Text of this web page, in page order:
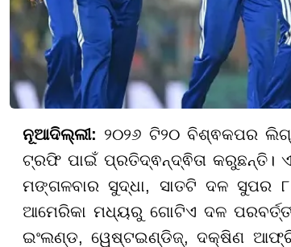
ନୂଆଦିଲ୍ଲୀ: ୨୦୨୬ ଟି୨୦ ବିଶ୍ଵକପର ଲିଗ୍
ଟ୍ରଫି ପାଇଁ ପ୍ରତିଦ୍ଵନ୍ଦ୍ଵିତା କରୁଛନ୍ତି।
ମଙ୍ଗଳବାର ସୁଦ୍ଧା, ସାତଟି ଦଳ ସୁପର ୮
ଆମେରିକା ମଧ୍ୟରୁ ଗୋଟିଏ ଦଳ
ଇଂଲଣ୍ଡ, ୱେଷ୍ଟଇଣ୍ଡିଜ୍, ଦକ୍ଷିଣ